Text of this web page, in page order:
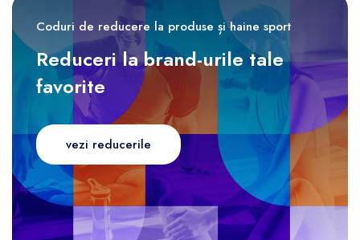
Coduri de reducere la produse și haine sport
Reduceri la brand-urile tale
favorite
vezi reducerile